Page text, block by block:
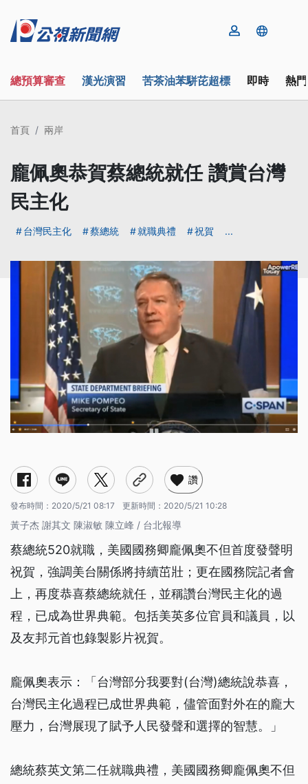
總預算審查 漢光演習 苦茶油苯駢芘超標 即時 熱
首頁 兩岸
龐佩奧恭賀蔡總統就任 讚賞台灣
民主化
台灣民主化 蔡總統 就職典禮 祝賀 ...
讚
發布時間： 2020/5/21 08:17 更新時間： 2020/5/21 10:28
黃子杰 謝其文 陳淑敏 陳立峰 / 台北報導
蔡總統520就職，美國國務卿龐佩奧不但首度發聲明
祝賀，強調美台關係將持續茁壯；更在國務院記者會
上，再度恭喜蔡總統就任，並稱讚台灣民主化的過
程，已成為世界典範。包括美英多位官員和議員，以
及友邦元首也錄製影片祝賀。
龐佩奧表示：「台灣部分我要對(台灣)總統說恭喜，
台灣民主化過程已成世界典範，儘管面對外在的龐大
壓力，台灣展現了賦予人民發聲和選擇的智慧。」
總統蔡英文第二任就職典禮，美國國務卿龐佩奧不但